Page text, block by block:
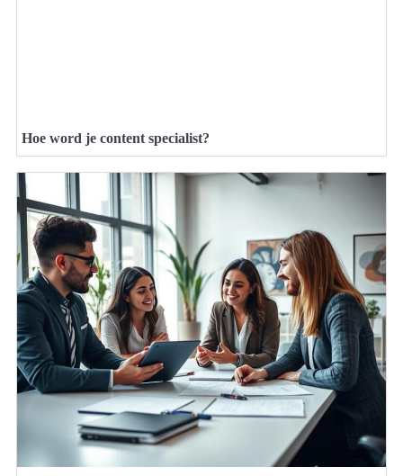
Hoe word je content specialist?